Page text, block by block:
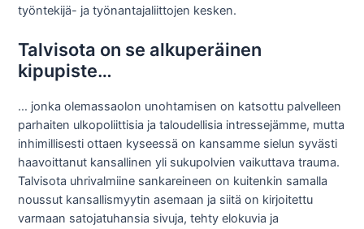
työntekijä- ja työnantajaliittojen kesken.
Talvisota on se alkuperäinen
kipupiste…
… jonka olemassaolon unohtamisen on katsottu palvelleen
parhaiten ulkopoliittisia ja taloudellisia intressejämme, mutta
inhimillisesti ottaen kyseessä on kansamme sielun syvästi
haavoittanut kansallinen yli sukupolvien vaikuttava trauma.
Talvisota uhrivalmiine sankareineen on kuitenkin samalla
noussut kansallismyytin asemaan ja siitä on kirjoitettu
varmaan satojatuhansia sivuja, tehty elokuvia ja